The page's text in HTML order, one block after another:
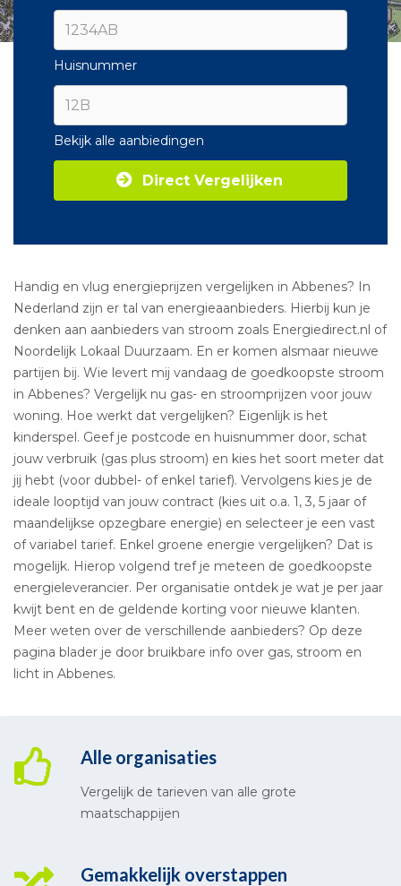
Huisnummer
Bekijk alle aanbiedingen
Direct Vergelijken
Handig en vlug energieprijzen vergelijken in Abbenes? In
Nederland zijn er tal van energieaanbieders. Hierbij kun je
denken aan aanbieders van stroom zoals Energiedirect.nl of
Noordelijk Lokaal Duurzaam. En er komen alsmaar nieuwe
partijen bij. Wie levert mij vandaag de goedkoopste stroom
in Abbenes? Vergelijk nu gas- en stroomprijzen voor jouw
woning. Hoe werkt dat vergelijken? Eigenlijk is het
kinderspel. Geef je postcode en huisnummer door, schat
jouw verbruik (gas plus stroom) en kies het soort meter dat
jij hebt (voor dubbel- of enkel tarief). Vervolgens kies je de
ideale looptijd van jouw contract (kies uit o.a. 1, 3, 5 jaar of
maandelijkse opzegbare energie) en selecteer je een vast
of variabel tarief. Enkel groene energie vergelijken? Dat is
mogelijk. Hierop volgend tref je meteen de goedkoopste
energieleverancier. Per organisatie ontdek je wat je per jaar
kwijt bent en de geldende korting voor nieuwe klanten.
Meer weten over de verschillende aanbieders? Op deze
pagina blader je door bruikbare info over gas, stroom en
licht in Abbenes.
Alle organisaties
Vergelijk de tarieven van alle grote
maatschappijen
Gemakkelijk overstappen